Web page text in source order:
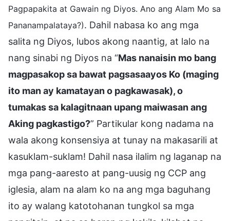
Pagpapakita at Gawain ng Diyos. Ano ang Alam Mo sa
Pananampalataya?). Dahil nabasa ko ang mga
salita ng Diyos, lubos akong naantig, at lalo na
nang sinabi ng Diyos na “Mas nanaisin mo bang
magpasakop sa bawat pagsasaayos Ko (maging
ito man ay kamatayan o pagkawasak), o
tumakas sa kalagitnaan upang maiwasan ang
Aking pagkastigo?” Partikular kong nadama na
wala akong konsensiya at tunay na makasarili at
kasuklam-suklam! Dahil nasa ilalim ng laganap na
mga pang-aaresto at pang-uusig ng CCP ang
iglesia, alam na alam ko na ang mga baguhang
ito ay walang katotohanan tungkol sa mga